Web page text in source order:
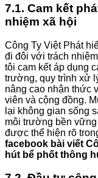
7.1. Cam kết
nhiệm xã hội
Công Ty Việt Phát
đi đôi với trách
tôi cam kết áp dụng
trường, quy trình xử
nâng cao nhận thức
viên và cộng đồng.
lại không gian sống
môi trường bền
được thể hiện rõ
facebook bài viết
hút bể phốt thông